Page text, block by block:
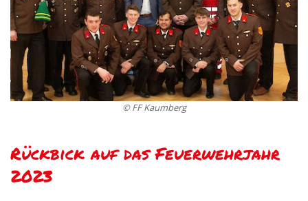
© FF Kaumberg
Rückbick auf das Feuerwehrjahr
2023